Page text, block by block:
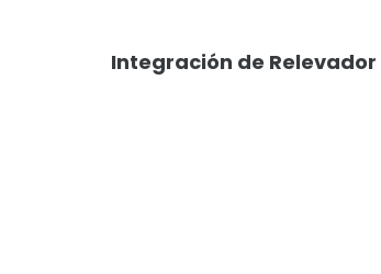
Integración de Relevador